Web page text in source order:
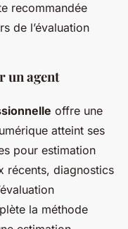
recommandée
de l’évaluation
un agent
offre une
atteint ses
pour estimation
récents, diagnostics
la méthode